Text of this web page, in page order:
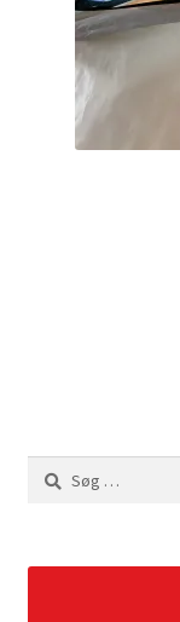
Søg
efter: